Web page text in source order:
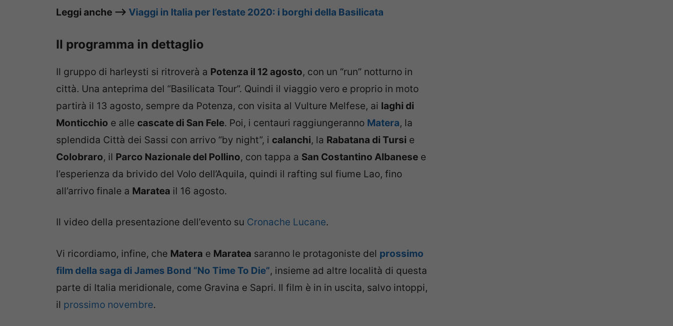
Leggi anche –> Viaggi in Italia per l’estate 2020: i borghi della Basilicata
Il programma in dettaglio
Il gruppo di harleysti si ritroverà a Potenza il 12 agosto, con un “run” notturno in
città. Una anteprima del “Basilicata Tour”. Quindi il viaggio vero e proprio in moto
partirà il 13 agosto, sempre da Potenza, con visita al Vulture Melfese, ai laghi di
Monticchio e alle cascate di San Fele. Poi, i centauri raggiungeranno Matera, la
splendida Città dei Sassi con arrivo “by night”, i calanchi, la Rabatana di Tursi e
Colobraro, il Parco Nazionale del Pollino, con tappa a San Costantino Albanese e
l’esperienza da brivido del Volo dell’Aquila, quindi il rafting sul fiume Lao, fino
all’arrivo finale a Maratea il 16 agosto.
Il video della presentazione dell’evento su Cronache Lucane.
Vi ricordiamo, infine, che Matera e Maratea saranno le protagoniste del prossimo
film della saga di James Bond “No Time To Die”, insieme ad altre località di questa
parte di Italia meridionale, come Gravina e Sapri. Il film è in in uscita, salvo intoppi,
il prossimo novembre.